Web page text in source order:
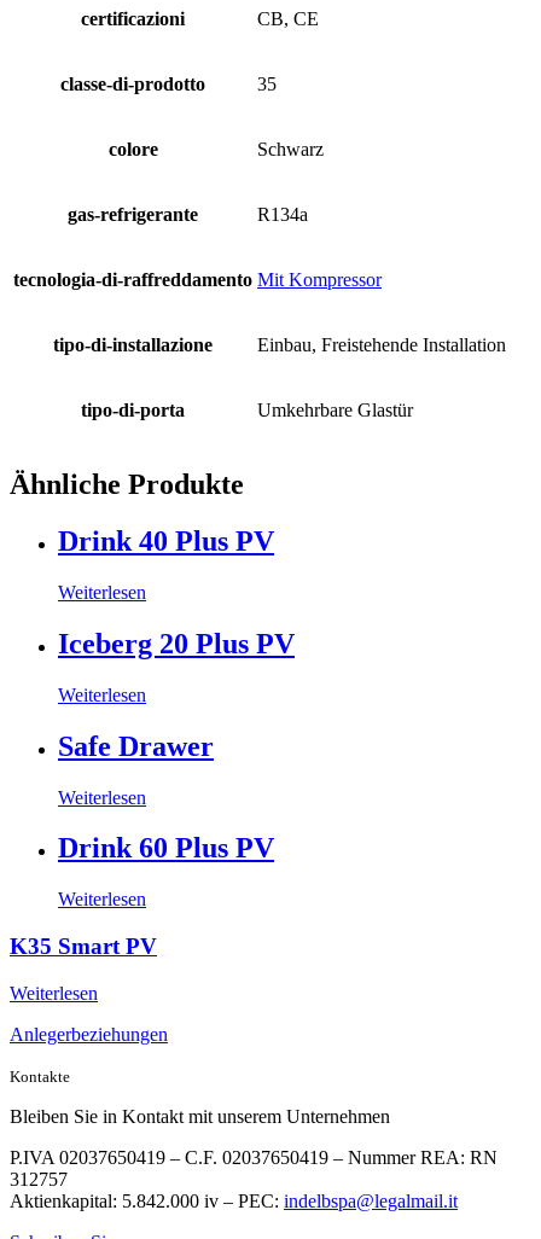
certificazioni CB, CE
classe-di-prodotto 35
colore Schwarz
gas-refrigerante R134a
tecnologia-di-raffreddamento Mit Kompressor
tipo-di-installazione Einbau, Freistehende Installation
tipo-di-porta Umkehrbare Glastür
Ähnliche Produkte
Drink 40 Plus PV
Weiterlesen
Iceberg 20 Plus PV
Weiterlesen
Safe Drawer
Weiterlesen
Drink 60 Plus PV
Weiterlesen
K35 Smart PV
Weiterlesen
Anlegerbeziehungen
Kontakte
Bleiben Sie in Kontakt mit unserem Unternehmen
P.IVA 02037650419 – C.F. 02037650419 – Nummer REA: RN
312757
Aktienkapital: 5.842.000 iv – PEC: indelbspa@legalmail.it